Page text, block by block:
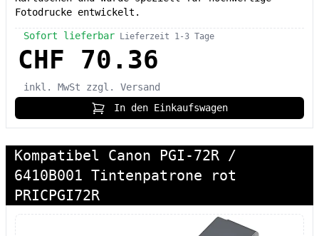
Fotodrucke entwickelt.
Sofort lieferbar Lieferzeit 1-3 Tage
CHF 70.36
inkl. MwSt
zzgl. Versand
In den Einkaufswagen
Kompatibel Canon PGI-72R /
6410B001 Tintenpatrone rot
PRICPGI72R